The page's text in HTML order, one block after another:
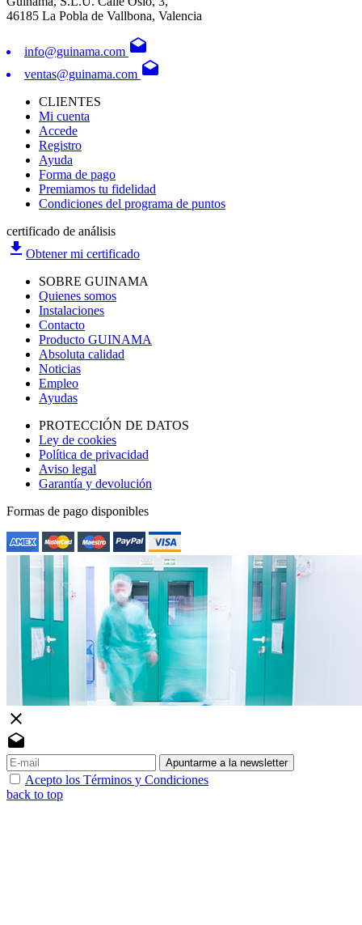
46185 La Pobla de Vallbona, Valencia
info@guinama.com drafts
ventas@guinama.com drafts
CLIENTES
Mi cuenta
Accede
Registro
Ayuda
Forma de pago
Premiamos tu fidelidad
Condiciones del programa de puntos
certificado de análisis
file_download Obtener mi certificado
SOBRE GUINAMA
Quienes somos
Instalaciones
Contacto
Producto GUINAMA
Absoluta calidad
Noticias
Empleo
Ayudas
PROTECCIÓN DE DATOS
Ley de cookies
Política de privacidad
Aviso legal
Garantía y devolución
Formas de pago disponibles
close
drafts
Apuntarme a la newsletter
Acepto los Términos y Condiciones
back to top